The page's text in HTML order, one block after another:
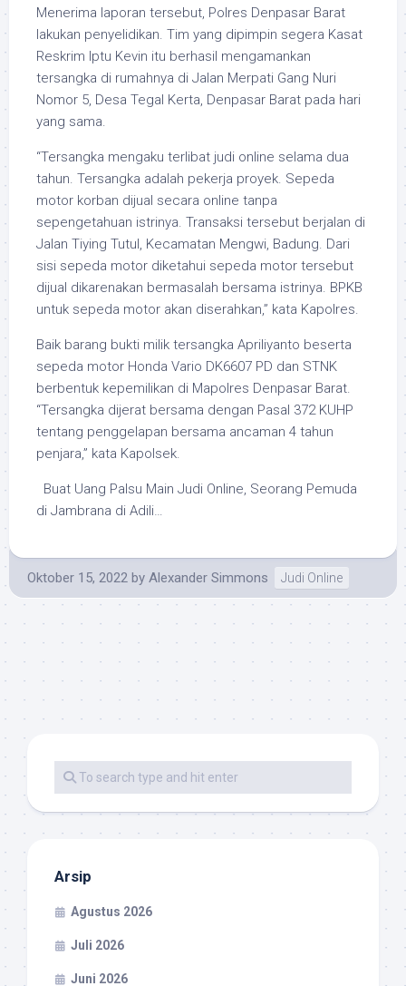
Menerima laporan tersebut, Polres Denpasar Barat
lakukan penyelidikan. Tim yang dipimpin segera Kasat
Reskrim Iptu Kevin itu berhasil mengamankan
tersangka di rumahnya di Jalan Merpati Gang Nuri
Nomor 5, Desa Tegal Kerta, Denpasar Barat pada hari
yang sama.
“Tersangka mengaku terlibat judi online selama dua
tahun. Tersangka adalah pekerja proyek. Sepeda
motor korban dijual secara online tanpa
sepengetahuan istrinya. Transaksi tersebut berjalan di
Jalan Tiying Tutul, Kecamatan Mengwi, Badung. Dari
sisi sepeda motor diketahui sepeda motor tersebut
dijual dikarenakan bermasalah bersama istrinya. BPKB
untuk sepeda motor akan diserahkan,” kata Kapolres.
Baik barang bukti milik tersangka Apriliyanto beserta
sepeda motor Honda Vario DK6607 PD dan STNK
berbentuk kepemilikan di Mapolres Denpasar Barat.
“Tersangka dijerat bersama dengan Pasal 372 KUHP
tentang penggelapan bersama ancaman 4 tahun
penjara,” kata Kapolsek.
Buat Uang Palsu Main Judi Online, Seorang Pemuda
di Jambrana di Adili…
Oktober 15, 2022 by Alexander Simmons Judi Online
Arsip
Agustus 2026
Juli 2026
Juni 2026